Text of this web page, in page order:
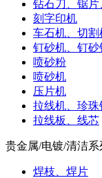
钻石刀、锯
刻字印机
车石机、切割
钉砂机、钉
喷砂粉
喷砂机
压片机
拉线机、珍珠
拉线板、线芯
贵金属/电镀/清洁系
焊枝、焊片